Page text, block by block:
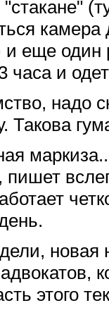
камера
и еще один
часа и
надо
Такова
пишет
новая
этого